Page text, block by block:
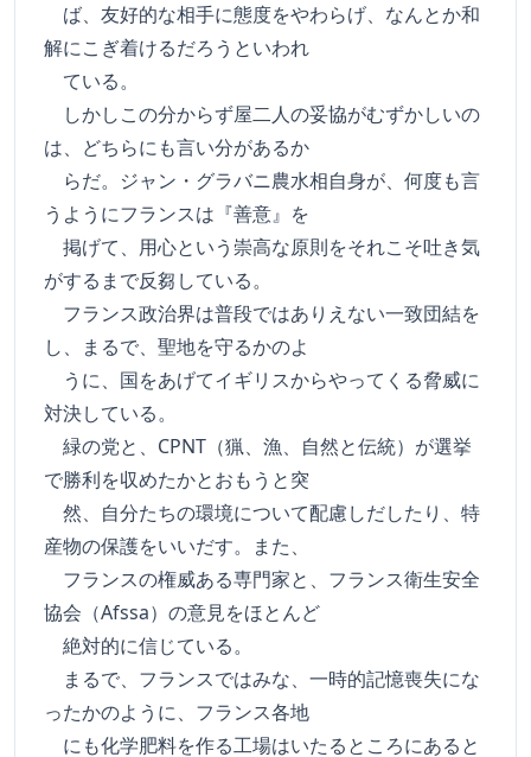
ば、友好的な相手に態度をやわらげ、なんとか和
解にこぎ着けるだろうといわれ
ている。
しかしこの分からず屋二人の妥協がむずかしいの
は、どちらにも言い分があるか
らだ。ジャン・グラバニ農水相自身が、何度も言
うようにフランスは『善意』を
掲げて、用心という崇高な原則をそれこそ吐き気
がするまで反芻している。
フランス政治界は普段ではありえない一致団結を
し、まるで、聖地を守るかのよ
うに、国をあげてイギリスからやってくる脅威に
対決している。
緑の党と、CPNT（猟、漁、自然と伝統）が選挙
で勝利を収めたかとおもうと突
然、自分たちの環境について配慮しだしたり、特
産物の保護をいいだす。また、
フランスの権威ある専門家と、フランス衛生安全
協会（Afssa）の意見をほとんど
絶対的に信じている。
まるで、フランスではみな、一時的記憶喪失にな
ったかのように、フランス各地
にも化学肥料を作る工場はいたるところにあると